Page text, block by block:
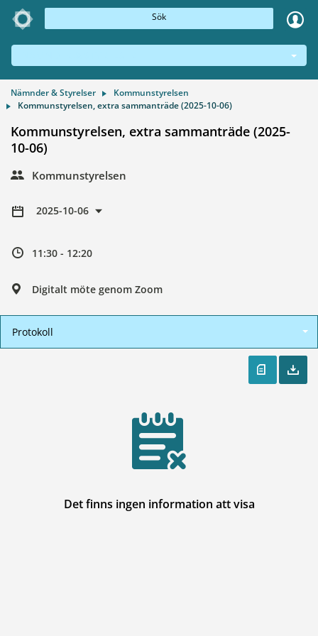
Sök
Nämnder & Styrelser
Kommunstyrelsen
Kommunstyrelsen, extra sammanträde (2025-10-06)
Kommunstyrelsen, extra sammanträde (2025-
10-06)
Kommunstyrelsen
2025-10-06
11:30 - 12:20
Digitalt möte genom Zoom
Protokoll
Det finns ingen information att visa